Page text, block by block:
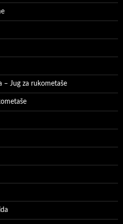
– Jug za rukometaše